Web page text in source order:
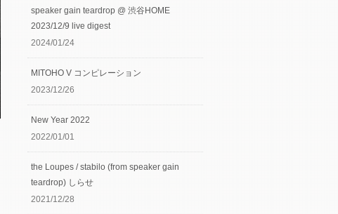
speaker gain teardrop @ 渋谷HOME
2023/12/9 live digest
2024/01/24
MITOHO V コンピレーション
2023/12/26
New Year 2022
2022/01/01
the Loupes / stabilo (from speaker gain
teardrop) しらせ
2021/12/28